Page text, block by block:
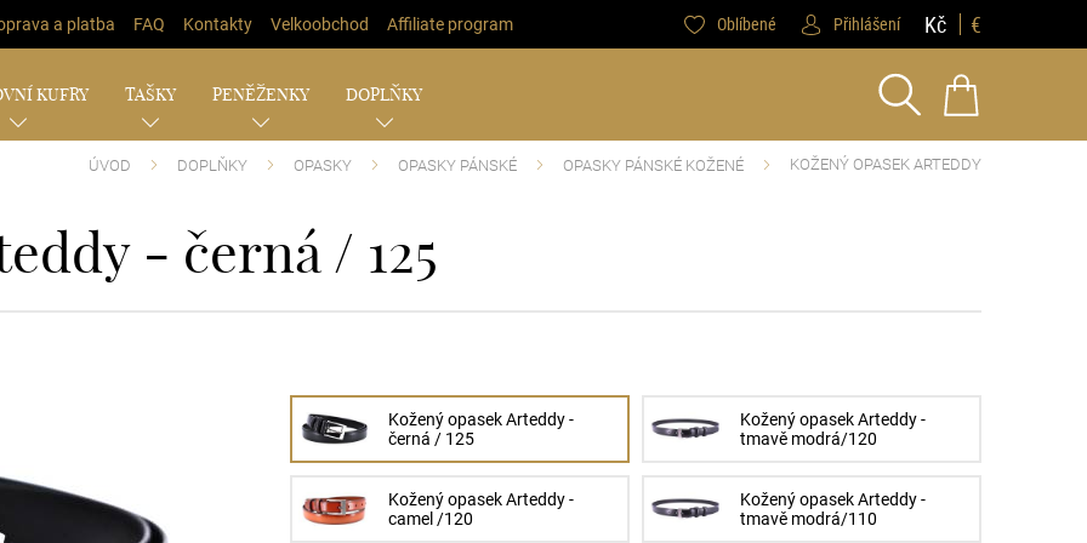
a platba FAQ Kontakty Velkoobchod Affiliate program Oblíbené Přihlášení Kč €
KUFRY TAŠKY PENĚŽENKY DOPLŇKY
ÚVOD DOPLŇKY OPASKY OPASKY PÁNSKÉ OPASKY PÁNSKÉ KOŽENÉ KOŽENÝ OPASEK ARTEDDY
- černá / 125
Kožený opasek Arteddy -
černá / 125
Kožený opasek Arteddy -
tmavě modrá/120
Kožený opasek Arteddy -
camel /120
Kožený opasek Arteddy -
tmavě modrá/110